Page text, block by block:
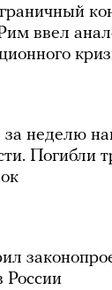
ввел
за неделю
Погибли
России